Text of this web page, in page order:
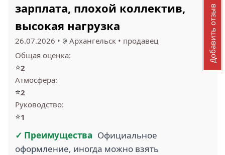
зарплата, плохой коллектив,
высокая нагрузка
26.07.2026 • Архангельск • продавец
Общая оценка:
⭐2
Атмосфера:
⭐2
Руководство:
⭐1
✓ Преимущества Официальное
оформление, иногда можно взять
Добавить отзыв